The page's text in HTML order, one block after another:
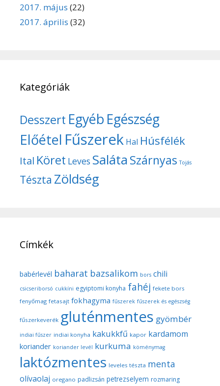
2017. május (22)
2017. április (32)
Kategóriák
Desszert Egyéb Egészség
Előétel Fűszerek Hal Húsfélék
Ital Köret Leves SalátaSzárnyas Tojás
Tészta Zöldség
Címkék
babérlevél baharat bazsalikom bors chili
csicseriborsó cukkíni egyiptomi konyha fahéj fekete bors
fenyőmag fetasajt fokhagyma fűszerek fűszerek és egészség
fűszerkeverék gluténmentes gyömbér
indiai fűszer indiai konyha kakukkfű kapor kardamom
koriander koriander levél kurkuma köménymag
laktózmentes leveles tészta menta
olívaolaj oregano padlizsán petrezselyem rozmaring